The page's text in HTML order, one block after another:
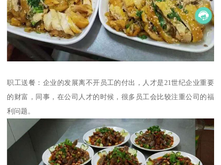
职工送餐：企业的发展离不开员工的付出，人才是21世纪企业重要
的财富，同事，在公司人才的时候，很多员工会比较注重公司的福
利问题。